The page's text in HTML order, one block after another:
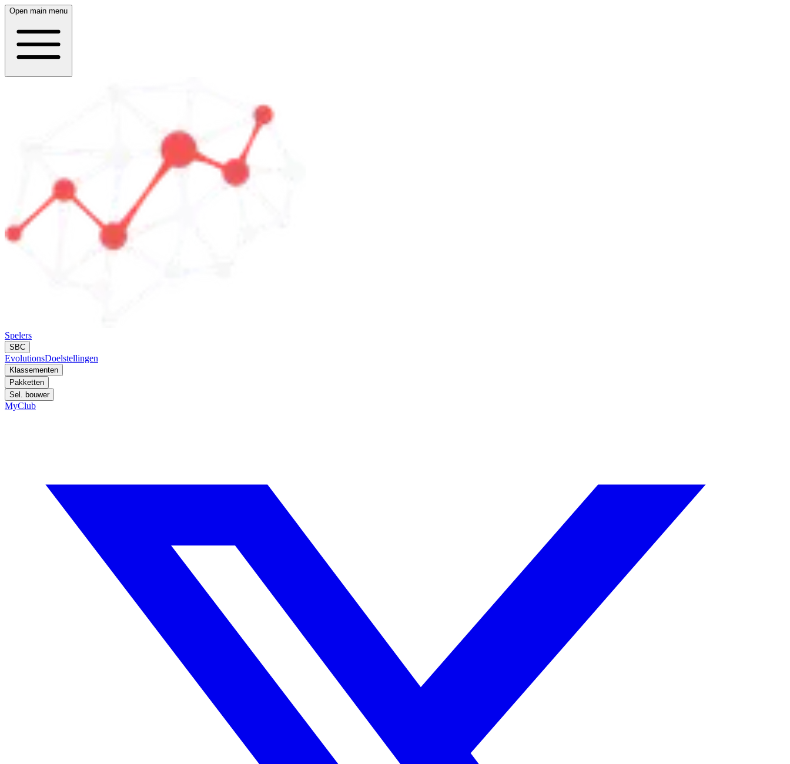
Open main menu
Spelers
SBC
EvolutionsDoelstellingen
Klassementen
Pakketten
Sel. bouwer
MyClub